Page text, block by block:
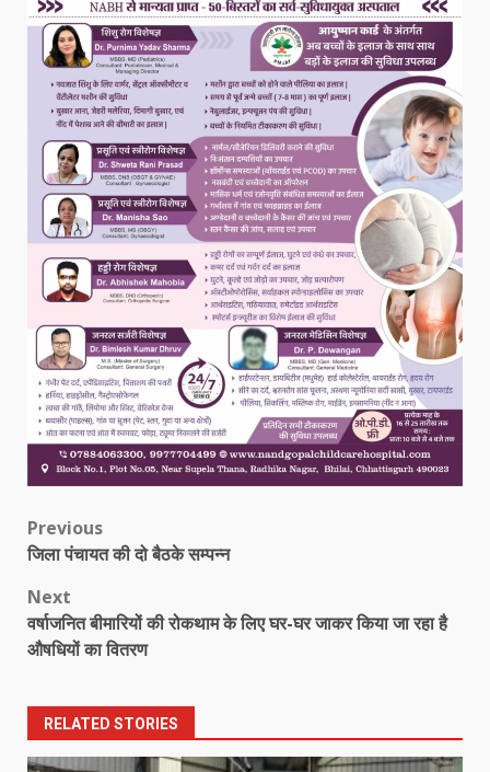
Post
Previous
जिला पंचायत की दो बैठके सम्पन्न
Next
वर्षाजनित बीमारियों की रोकथाम के लिए घर-घर जाकर किया जा रहा है
औषधियों का वितरण
RELATED STORIES